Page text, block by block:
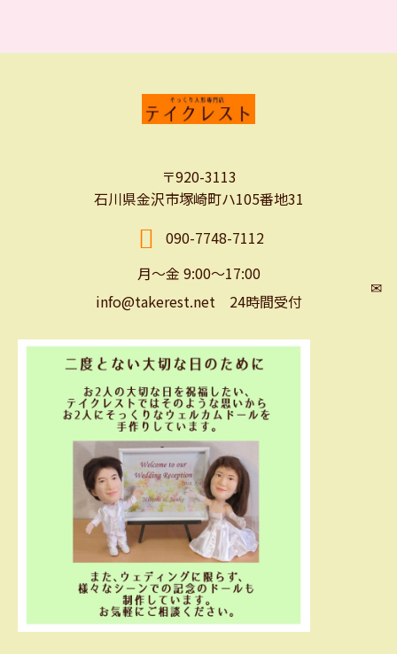
〒920-3113
石川県金沢市塚崎町ハ105番地31
090-7748-7112
月～金 9:00～17:00
✉
info@takerest.net 24時間受付